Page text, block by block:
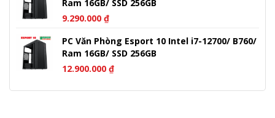
Ram 16GB/ SSD 256GB
9.290.000 ₫
PC Văn Phòng Esport 10 Intel i7-12700/ B760/
Ram 16GB/ SSD 256GB
12.900.000 ₫